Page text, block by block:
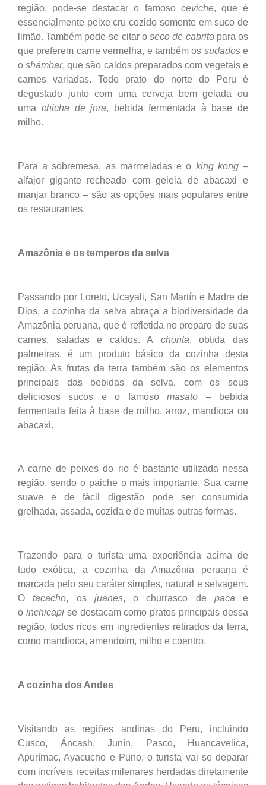
região, pode-se destacar o famoso ceviche, que é
essencialmente peixe cru cozido somente em suco de
limão. Também pode-se citar oseco de cabritopara os
que preferem carne vermelha, e também os sudados e
oshámbar, que são caldos preparados com vegetais e
carnes variadas. Todo prato do norte do Peru é
degustado junto com uma cerveja bem gelada ou
uma chicha de jora, bebida fermentada à base de
milho.
Para a sobremesa, as marmeladas e o king kong–
alfajor gigante recheado com geleia de abacaxi e
manjar branco – são as opções mais populares entre
os restaurantes.
Amazônia e os temperos da selva
Passando por Loreto, Ucayali, San Martín e Madre de
Dios, a cozinha da selva abraça a biodiversidade da
Amazônia peruana, que é refletida no preparo de suas
carnes, saladas e caldos. A chonta, obtida das
palmeiras, é um produto básico da cozinha desta
região. As frutas da terra também são os elementos
principais das bebidas da selva, com os seus
deliciosos sucos e o famosomasato – bebida
fermentada feita à base de milho, arroz, mandioca ou
abacaxi.
A carne de peixes do rio é bastante utilizada nessa
região, sendo o paiche o mais importante. Sua carne
suave e de fácil digestão pode ser consumida
grelhada, assada, cozida e de muitas outras formas.
Trazendo para o turista uma experiência acima de
tudo exótica, a cozinha da Amazônia peruana é
marcada pelo seu caráter simples, natural e selvagem.
Otacacho, os juanes, o churrasco de paca e
o inchicapise destacam como pratos principais dessa
região, todos ricos em ingredientes retirados da terra,
como mandioca, amendoim, milho e coentro.
A cozinha dos Andes
Visitando as regiões andinas do Peru, incluindo
Cusco, Áncash, Junín, Pasco, Huancavelica,
Apurímac, Ayacucho e Puno, o turista vai se deparar
com incríveis receitas milenares herdadas diretamente